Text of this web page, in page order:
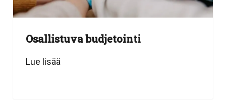
Osallistuva budjetointi
Lue lisää